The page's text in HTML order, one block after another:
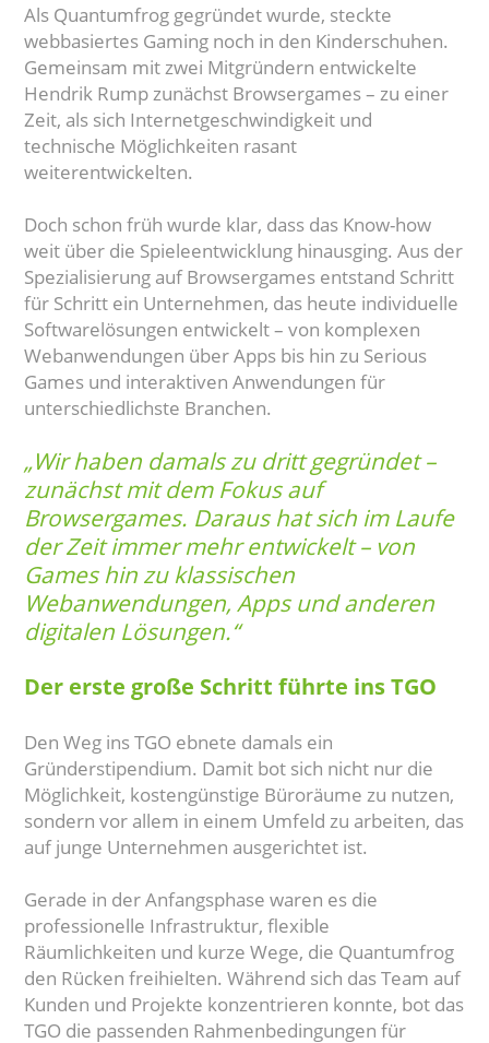
Als Quantumfrog gegründet wurde, steckte
webbasiertes Gaming noch in den Kinderschuhen.
Gemeinsam mit zwei Mitgründern entwickelte
Hendrik Rump zunächst Browsergames – zu einer
Zeit, als sich Internetgeschwindigkeit und
technische Möglichkeiten rasant
weiterentwickelten.
Doch schon früh wurde klar, dass das Know-how
weit über die Spieleentwicklung hinausging. Aus der
Spezialisierung auf Browsergames entstand Schritt
für Schritt ein Unternehmen, das heute individuelle
Softwarelösungen entwickelt – von komplexen
Webanwendungen über Apps bis hin zu Serious
Games und interaktiven Anwendungen für
unterschiedlichste Branchen.
„Wir haben damals zu dritt gegründet –
zunächst mit dem Fokus auf
Browsergames. Daraus hat sich im Laufe
der Zeit immer mehr entwickelt – von
Games hin zu klassischen
Webanwendungen, Apps und anderen
digitalen Lösungen.“
Der erste große Schritt führte ins TGO
Den Weg ins TGO ebnete damals ein
Gründerstipendium. Damit bot sich nicht nur die
Möglichkeit, kostengünstige Büroräume zu nutzen,
sondern vor allem in einem Umfeld zu arbeiten, das
auf junge Unternehmen ausgerichtet ist.
Gerade in der Anfangsphase waren es die
professionelle Infrastruktur, flexible
Räumlichkeiten und kurze Wege, die Quantumfrog
den Rücken freihielten. Während sich das Team auf
Kunden und Projekte konzentrieren konnte, bot das
TGO die passenden Rahmenbedingungen für